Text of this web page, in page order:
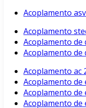
Acoplamento
Acoplamento
Acoplamento de
Acoplamento de
Acoplamento ac
Acoplamento de
Acoplamento de
Acoplamento de